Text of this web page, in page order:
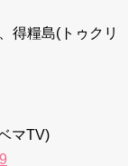
得糧島(トゥクリ
マTV)